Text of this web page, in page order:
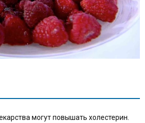
могут повышать холестерин.